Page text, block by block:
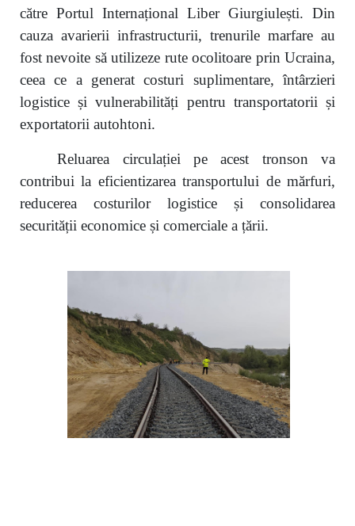
către Portul Internațional Liber Giurgiulești. Din
cauza avarierii infrastructurii, trenurile marfare au
fost nevoite să utilizeze rute ocolitoare prin Ucraina,
ceea ce a generat costuri suplimentare, întârzieri
logistice și vulnerabilități pentru transportatorii și
exportatorii autohtoni.
Reluarea circulației pe acest tronson va
contribui la eficientizarea transportului de mărfuri,
reducerea costurilor logistice și consolidarea
securității economice și comerciale a țării.